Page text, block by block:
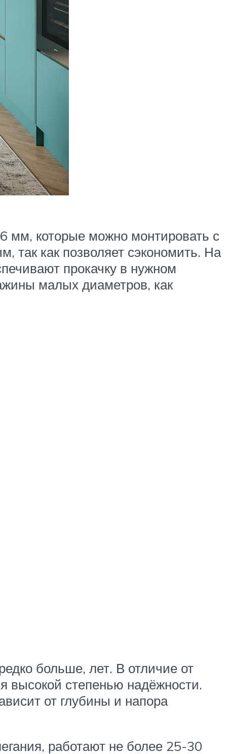
мм, которые можно монтировать с
так как позволяет сэкономить. На
прокачку в нужном
малых диаметров, как
больше, лет. В отличие от
высокой степенью надёжности.
от глубины и напора
работают не более 25-30